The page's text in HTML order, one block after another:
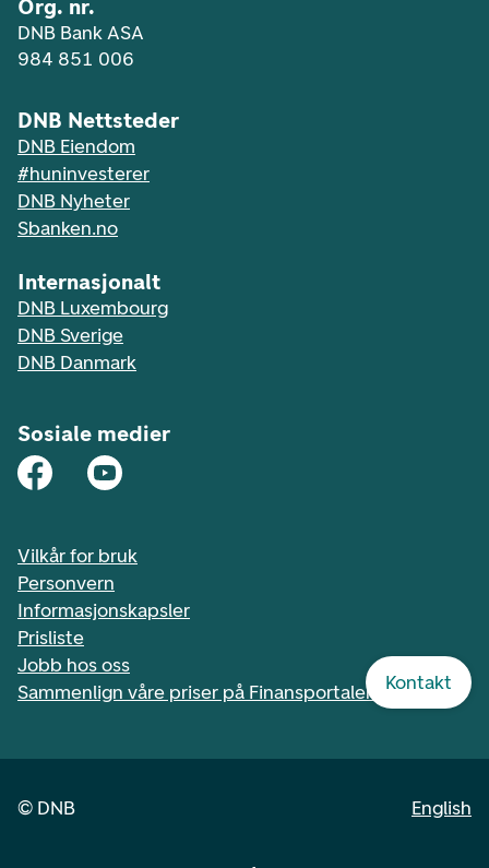
Kontakt
Org. nr.
DNB Bank ASA
984 851 006
DNB Nettsteder
DNB Eiendom
#huninvesterer
DNB Nyheter
Sbanken.no
Internasjonalt
DNB Luxembourg
DNB Sverige
DNB Danmark
Sosiale medier
Vilkår for bruk
Personvern
Informasjonskapsler
Prisliste
Jobb hos oss
Sammenlign våre priser på Finansportalen.no
© DNB English